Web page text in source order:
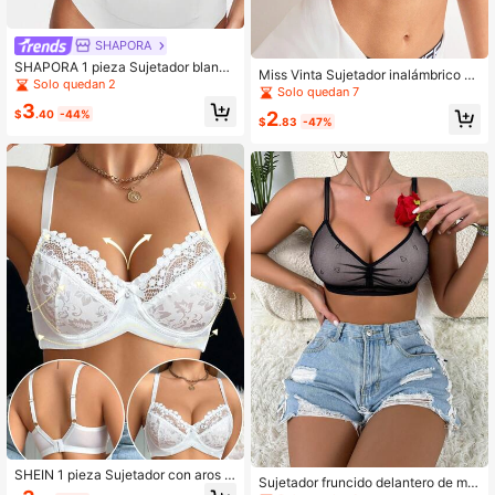
SHAPORA
SHAPORA 1 pieza Sujetador blanco
liso con elevación y soporte para m
ujeres
Solo quedan 2
$3.40 -44%
SHEIN 1 pieza Sujetador con aros el
egante de encaje y parches para m
Miss Vinta Sujetador inalámbrico co
n estampado de letras para mujer, si
n acolchado
Solo quedan 7
$2.83 -47%
Sujetador fruncido delantero de mal